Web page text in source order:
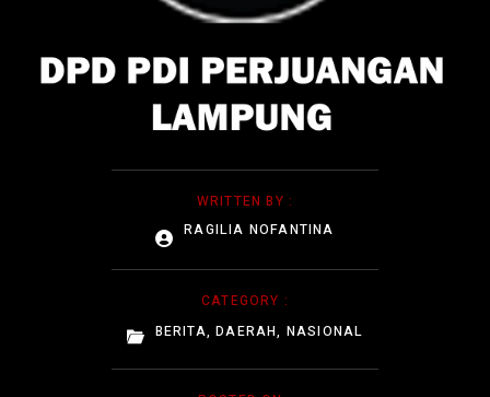
WRITTEN BY :
RAGILIA NOFANTINA
CATEGORY :
BERITA,DAERAH, NASIONAL